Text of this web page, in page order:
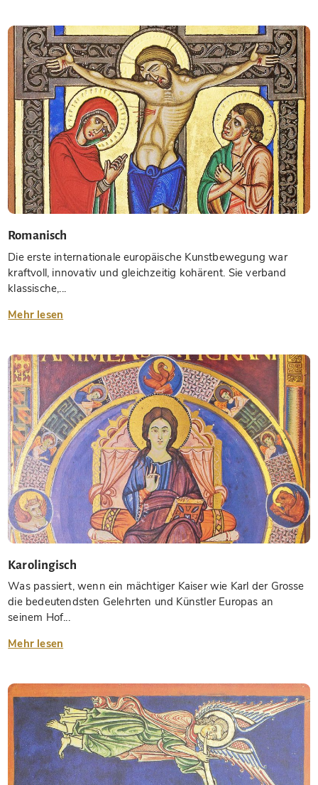
Romanisch
Die erste internationale europäische Kunstbewegung war
kraftvoll, innovativ und gleichzeitig kohärent. Sie verband
klassische,...
Mehr lesen
Karolingisch
Was passiert, wenn ein mächtiger Kaiser wie Karl der Grosse
die bedeutendsten Gelehrten und Künstler Europas an
seinem Hof...
Mehr lesen